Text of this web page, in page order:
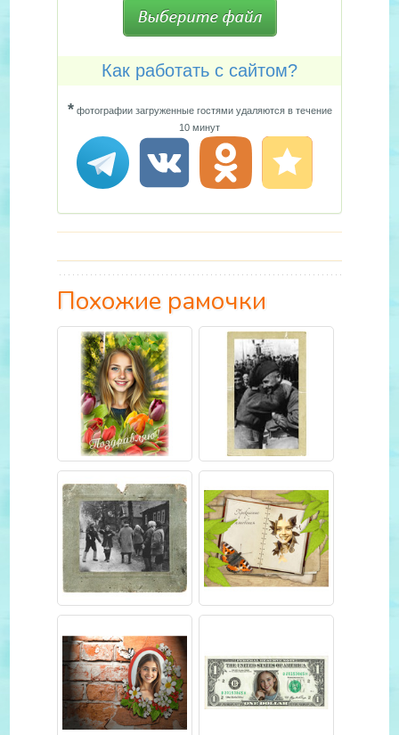
Как работать с сайтом?
*фотографии загруженные гостями удаляются в течение
10 минут
Похожие рамочки